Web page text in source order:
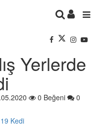
Yerlerde
0 Beğeni
0